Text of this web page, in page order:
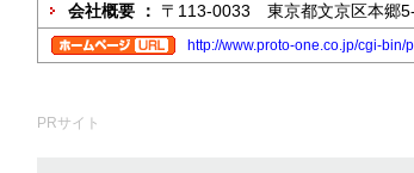
会社概要 ： 〒113-0033 東京都文京区本郷
http://www.proto-one.co.jp/cgi-
PRサイト